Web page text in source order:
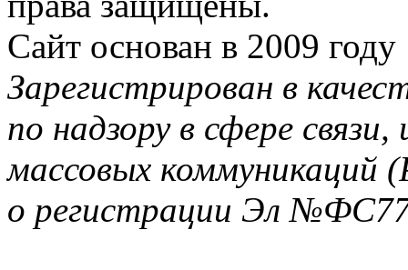
Сайт основан в 2009 году
Зарегистрирован в
по надзору в сфере
массовых коммуникаций
о регистрации Эл